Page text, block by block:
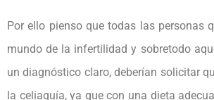
Por ello pienso que todas las personas
mundo de la infertilidad y sobretodo
un diagnóstico claro, deberían solicitar
la celiaquía, ya que con una dieta